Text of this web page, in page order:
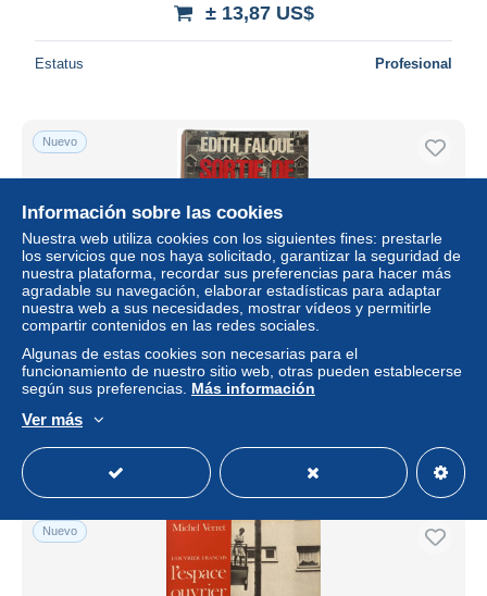
± 13,87 US$
Estatus Profesional
Nuevo
Sortie de prison
± 11,56 US$
Estatus Profesional
Nuevo
Información sobre las cookies
Nuestra web utiliza cookies con los siguientes fines: prestarle
los servicios que nos haya solicitado, garantizar la seguridad de
nuestra plataforma, recordar sus preferencias para hacer más
agradable su navegación, elaborar estadísticas para adaptar
nuestra web a sus necesidades, mostrar vídeos y permitirle
compartir contenidos en las redes sociales.
Algunas de estas cookies son necesarias para el
funcionamiento de nuestro sitio web, otras pueden establecerse
según sus preferencias. Más información
Ver más